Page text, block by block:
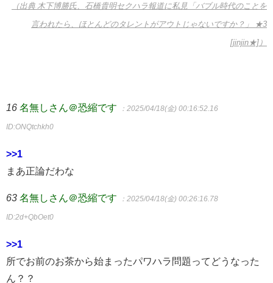
（出典 木下博勝氏、石橋貴明セクハラ報道に私見「バブル時代のことを
言われたら、ほとんどのタレントがアウトじゃないですか？」 ★3
[jinjin★]）
16 名無しさん＠恐縮です ：2025/04/18(金) 00:16:52.16
ID:ONQtchkh0
>>1
まあ正論だわな
63 名無しさん＠恐縮です ：2025/04/18(金) 00:26:16.78
ID:2d+QbOet0
>>1
所でお前のお茶から始まったパワハラ問題ってどうなった
ん？？